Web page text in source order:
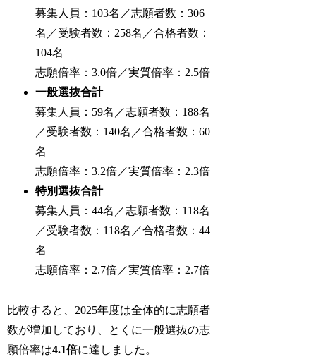
募集人員：103名／志願者数：306
名／受験者数：258名／合格者数：
104名
志願倍率：3.0倍／実質倍率：2.5倍
一般選抜合計
募集人員：59名／志願者数：188名
／受験者数：140名／合格者数：60
名
志願倍率：3.2倍／実質倍率：2.3倍
特別選抜合計
募集人員：44名／志願者数：118名
／受験者数：118名／合格者数：44
名
志願倍率：2.7倍／実質倍率：2.7倍
比較すると、2025年度は全体的に志願者
数が増加しており、とくに一般選抜の志
願倍率は4.1倍に達しました。